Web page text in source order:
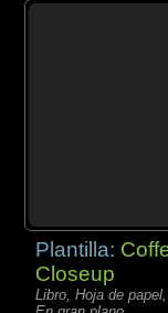
Plantilla:
Closeup
Libro, Hoja de